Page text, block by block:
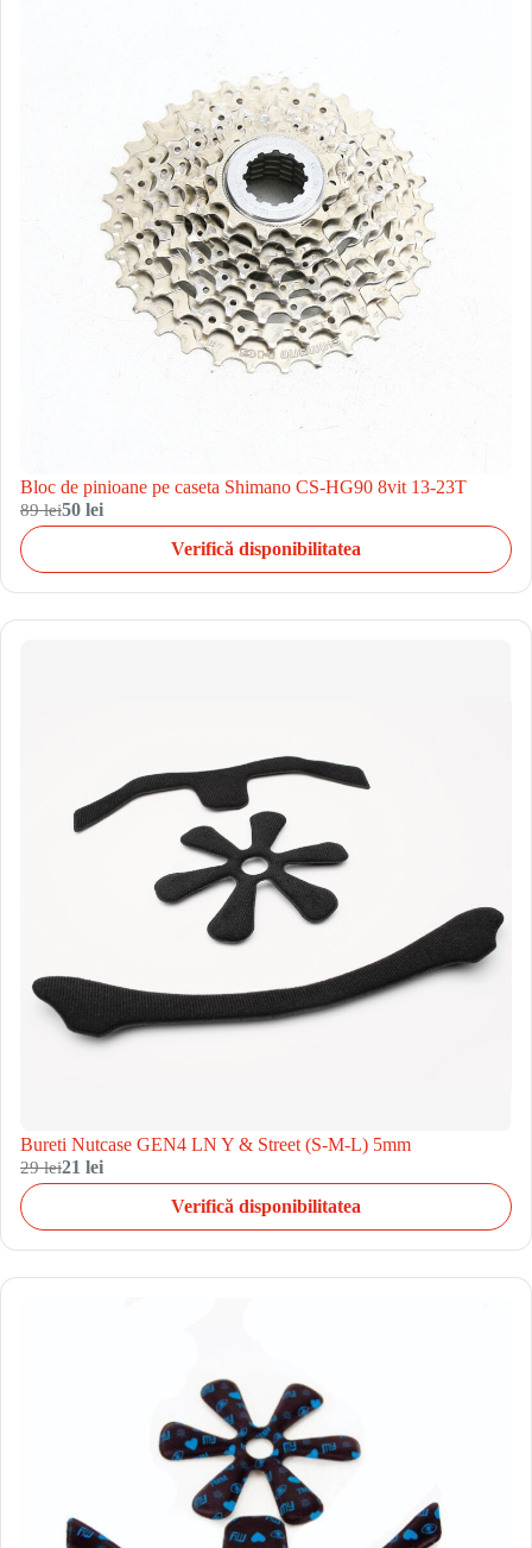
Bloc de pinioane pe caseta Shimano CS-HG90 8vit 13-23T
89 lei50 lei
Verifică disponibilitatea
Bureti Nutcase GEN4 LN Y & Street (S-M-L) 5mm
29 lei21 lei
Verifică disponibilitatea